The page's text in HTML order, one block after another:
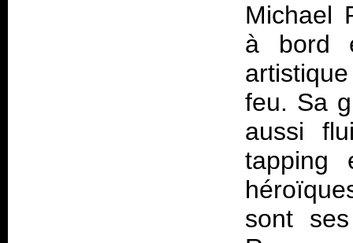
Michael
à bord
feu. Sa
aussi
tapping
sont